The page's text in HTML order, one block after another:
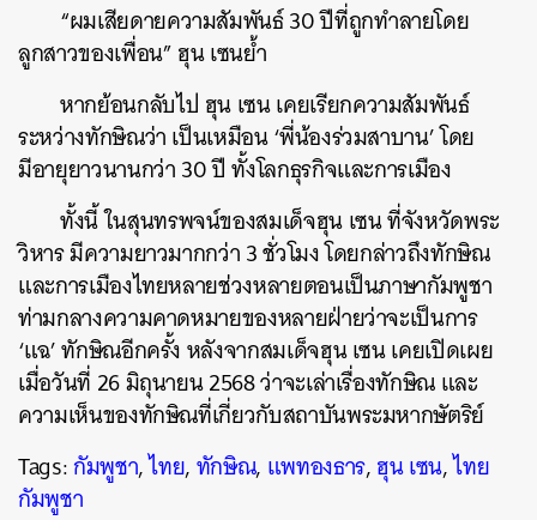
“ผมเสียดายความสัมพันธ์ 30 ปีที่ถูกทำลายโดย
ลูกสาวของเพื่อน” ฮุน เซนย้ำ
หากย้อนกลับไป ฮุน เซน เคยเรียกความสัมพันธ์
ระหว่างทักษิณว่า เป็นเหมือน ‘พี่น้องร่วมสาบาน’ โดย
มีอายุยาวนานกว่า 30 ปี ทั้งโลกธุรกิจและการเมือง
ทั้งนี้ ในสุนทรพจน์ของสมเด็จฮุน เซน ที่จังหวัดพระ
วิหาร มีความยาวมากกว่า 3 ชั่วโมง โดยกล่าวถึงทักษิณ
และการเมืองไทยหลายช่วงหลายตอนเป็นภาษากัมพูชา
ท่ามกลางความคาดหมายของหลายฝ่ายว่าจะเป็นการ
‘แฉ’ ทักษิณอีกครั้ง หลังจากสมเด็จฮุน เซน เคยเปิดเผย
เมื่อวันที่ 26 มิถุนายน 2568 ว่าจะเล่าเรื่องทักษิณ และ
ความเห็นของทักษิณที่เกี่ยวกับสถาบันพระมหากษัตริย์
Tags:กัมพูชา,ไทย,ทักษิณ, แพทองธาร,ฮุน เซน,ไทย
กัมพูชา
SHARE TWEET LINE EMAIL